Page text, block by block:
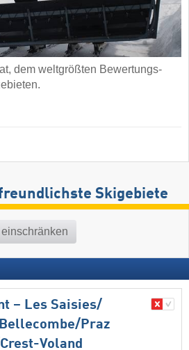
dem weltgrößten Bewertungs-
Skigebiete
– Les Saisies/​
​Praz
Voland